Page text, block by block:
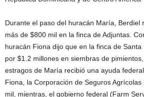
Durante el paso del huracán María, Berdiel
más de $800 mil en la finca de Adjuntas.
huracán Fiona dijo que en la finca de
por $1.2 millones en siembras de
estragos de María recibió una ayuda
Fiona, la Corporación de Seguros
mil, mientras, el gobierno federal (Farm